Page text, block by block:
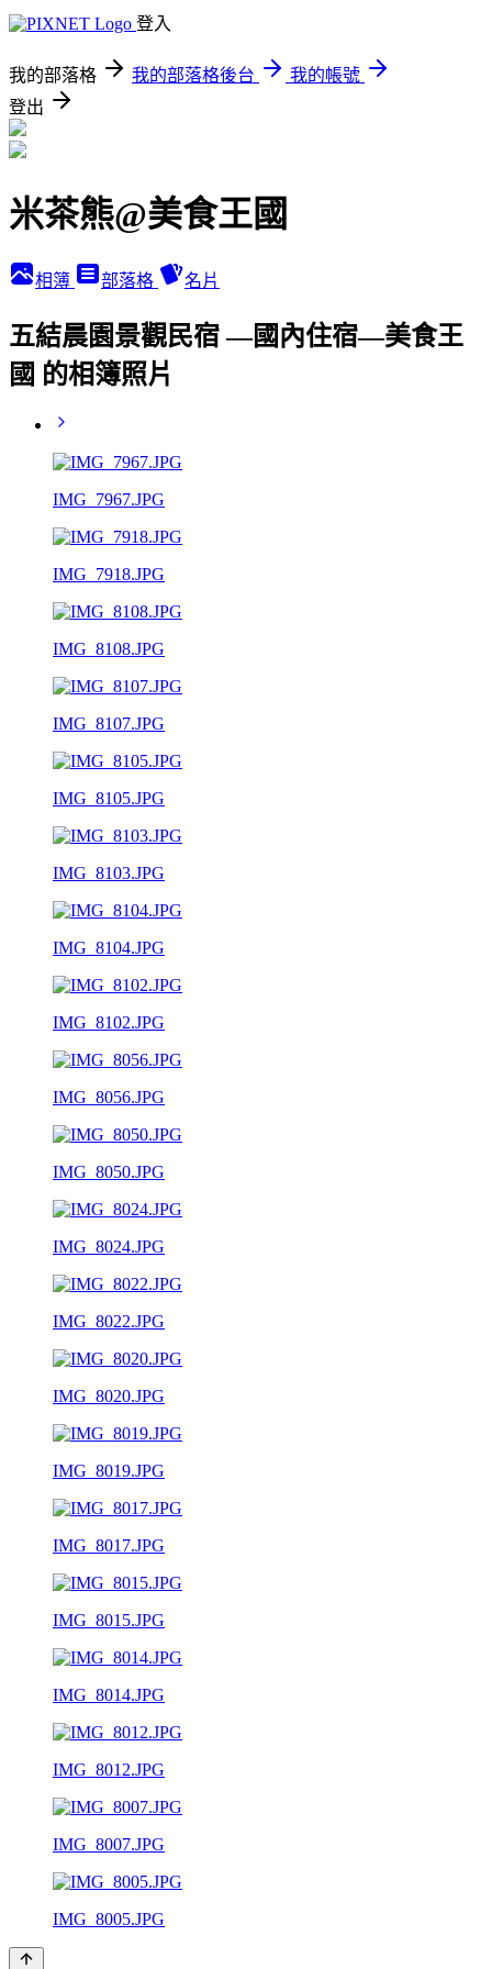
登入
我的部落格 我的部落格後台
我的帳號
登出
米茶熊@美食王國
相簿 部落格 名片
五結晨園景觀民宿 —國內住宿—美食王
國 的相簿照片
IMG_7967.JPG
IMG_7918.JPG
IMG_8108.JPG
IMG_8107.JPG
IMG_8105.JPG
IMG_8103.JPG
IMG_8104.JPG
IMG_8102.JPG
IMG_8056.JPG
IMG_8050.JPG
IMG_8024.JPG
IMG_8022.JPG
IMG_8020.JPG
IMG_8019.JPG
IMG_8017.JPG
IMG_8015.JPG
IMG_8014.JPG
IMG_8012.JPG
IMG_8007.JPG
IMG_8005.JPG